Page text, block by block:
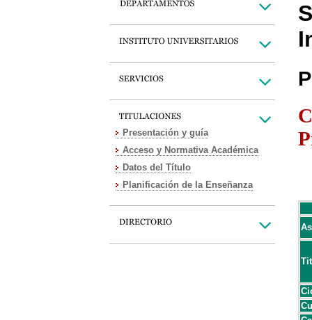
Presentación y guía
Acceso y Normativa Académica
Datos del Título
Planificación de la Enseñanza